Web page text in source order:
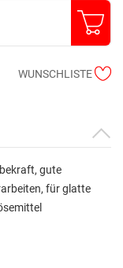
WUNSCHLISTE
gute
für glatte